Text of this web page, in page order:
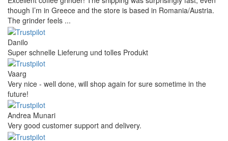
though I’m in Greece and the store is based in Romania/Austria.
The grinder feels ...
Danilo
Super schnelle Lieferung und tolles Produkt
Vaarg
Very nice - well done, will shop again for sure sometime in the
future!
Andrea Munari
Very good customer support and delivery.